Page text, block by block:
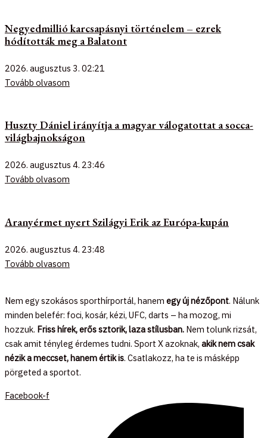
Negyedmillió karcsapásnyi történelem – ezrek
hódították meg a Balatont
2026. augusztus 3. 02:21
Tovább olvasom
Huszty Dániel irányítja a magyar válogatottat a socca-
világbajnokságon
2026. augusztus 4. 23:46
Tovább olvasom
Aranyérmet nyert Szilágyi Erik az Európa-kupán
2026. augusztus 4. 23:48
Tovább olvasom
Nem egy szokásos sporthírportál, hanem egy új nézőpont. Nálunk
minden belefér: foci, kosár, kézi, UFC, darts – ha mozog, mi
hozzuk. Friss hírek, erős sztorik, laza stílusban. Nem tolunk rizsát,
csak amit tényleg érdemes tudni. Sport X azoknak, akik nem csak
nézik a meccset, hanem értik is. Csatlakozz, ha te is másképp
pörgeted a sportot.
Facebook-f